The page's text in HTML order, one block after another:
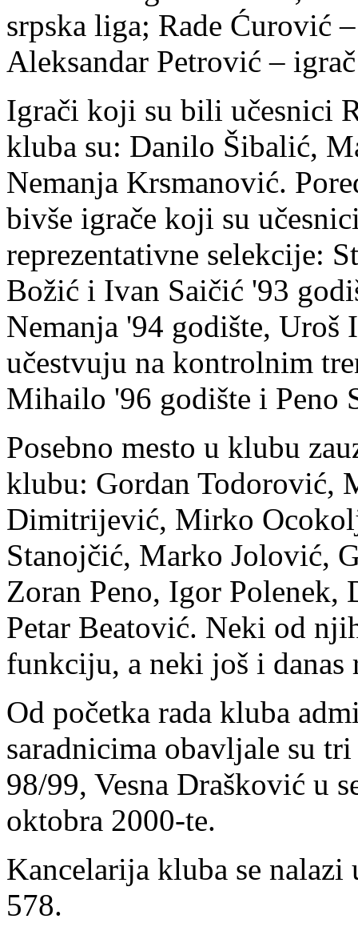
srpska liga; Rade Ćurović
Aleksandar Petrović –
Igrači koji su bili učesnici
kluba su: Danilo Šibalić,
Nemanja Krsmanović.
bivše igrače koji su
reprezentativne selekcije:
Božić i Ivan Saičić '93
Nemanja '94 godište,
učestvuju na kontrolnim
Mihailo '96 godište i Peno
Posebno mesto u klubu
klubu: Gordan Todorović,
Dimitrijević, Mirko
Stanojčić, Marko Jolović,
Zoran Peno, Igor Polenek,
Petar Beatović. Neki od
funkciju, a neki još i danas
Od početka rada kluba
saradnicima obavljale su
98/99, Vesna Drašković u
oktobra 2000-te.
Kancelarija kluba se
578.